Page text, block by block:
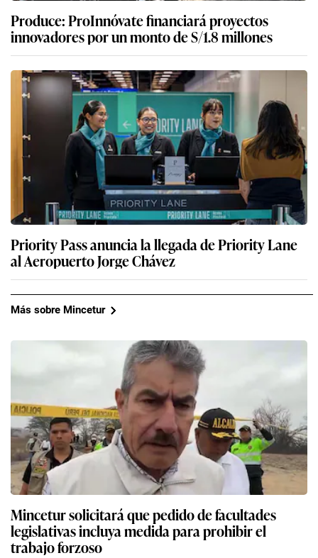
Produce: ProInnóvate financiará proyectos
innovadores por un monto de S/1.8 millones
Priority Pass anuncia la llegada de Priority Lane
al Aeropuerto Jorge Chávez
Más sobre Mincetur
Mincetur solicitará que pedido de facultades
legislativas incluya medida para prohibir el
trabajo forzoso